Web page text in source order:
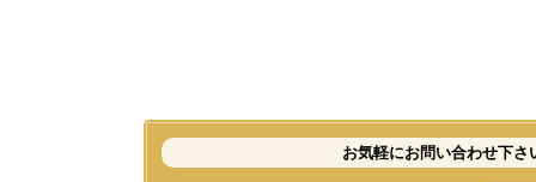
お気軽にお問い合わせ下さ